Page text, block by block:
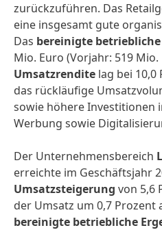
zurückzuführen. Das
eine insgesamt gute
Das bereinigte
Mio. Euro (Vorjahr: 519 Mio.
Umsatzrendite lag bei
das rückläufige
sowie höhere Investitionen
Werbung sowie
Der Unternehmensbereich
erreichte im Geschäftsjahr
Umsatzsteigerung von 5,6
der Umsatz um 0,7 Prozent
bereinigte betriebliche